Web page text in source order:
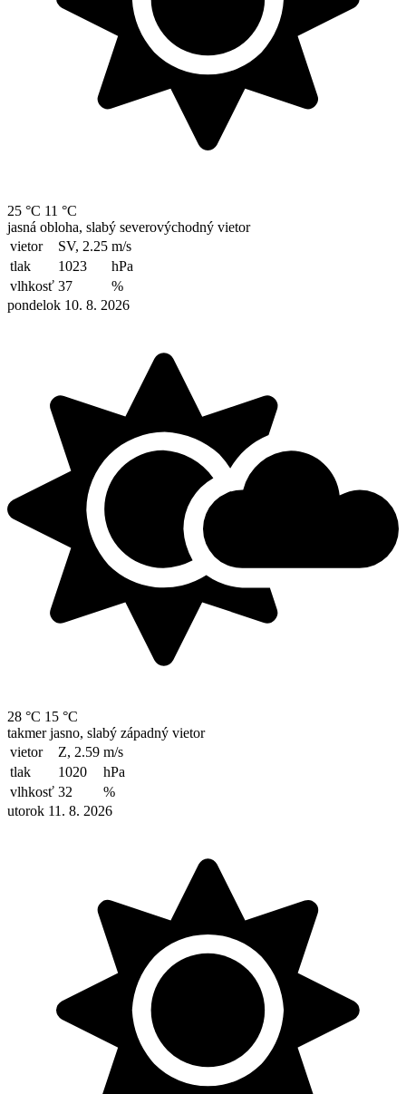
25 °C 11 °C
jasná obloha, slabý severovýchodný vietor
vietor
SV, 2.25 m/s
tlak
1023
hPa
vlhkosť 37
%
pondelok 10. 8. 2026
28 °C 15 °C
takmer jasno, slabý západný vietor
vietor
Z, 2.59 m/s
tlak
1020
hPa
vlhkosť 32
%
utorok 11. 8. 2026